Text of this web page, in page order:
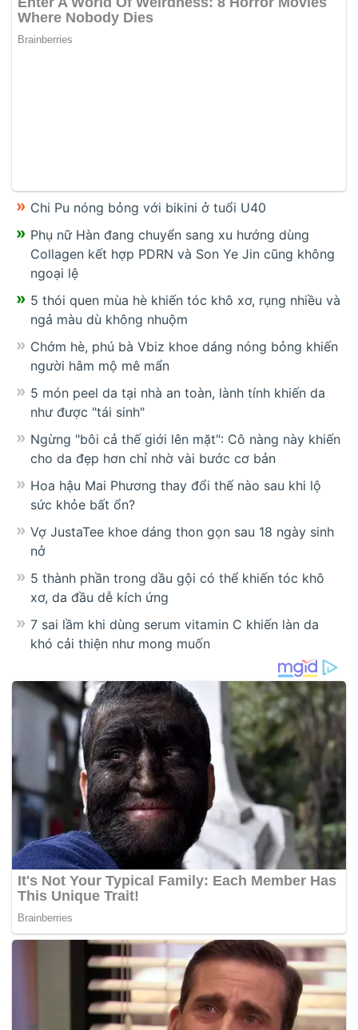
Chi Pu nóng bỏng với bikini ở tuổi U40
Phụ nữ Hàn đang chuyển sang xu hướng dùng
Collagen kết hợp PDRN và Son Ye Jin cũng không
ngoại lệ
5 thói quen mùa hè khiến tóc khô xơ, rụng nhiều và
ngả màu dù không nhuộm
Chớm hè, phú bà Vbiz khoe dáng nóng bỏng khiến
người hâm mộ mê mẩn
5 món peel da tại nhà an toàn, lành tính khiến da
như được "tái sinh"
Ngừng "bôi cả thế giới lên mặt": Cô nàng này khiến
cho da đẹp hơn chỉ nhờ vài bước cơ bản
Hoa hậu Mai Phương thay đổi thế nào sau khi lộ
sức khỏe bất ổn?
Vợ JustaTee khoe dáng thon gọn sau 18 ngày sinh
nở
5 thành phần trong dầu gội có thể khiến tóc khô
xơ, da đầu dễ kích ứng
7 sai lầm khi dùng serum vitamin C khiến làn da
khó cải thiện như mong muốn